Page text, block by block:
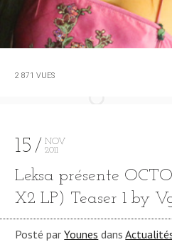
2 871 VUES
15
NOV
2011
Leksa présente
X2 LP) Teaser 1 by
Posté parYounes dans